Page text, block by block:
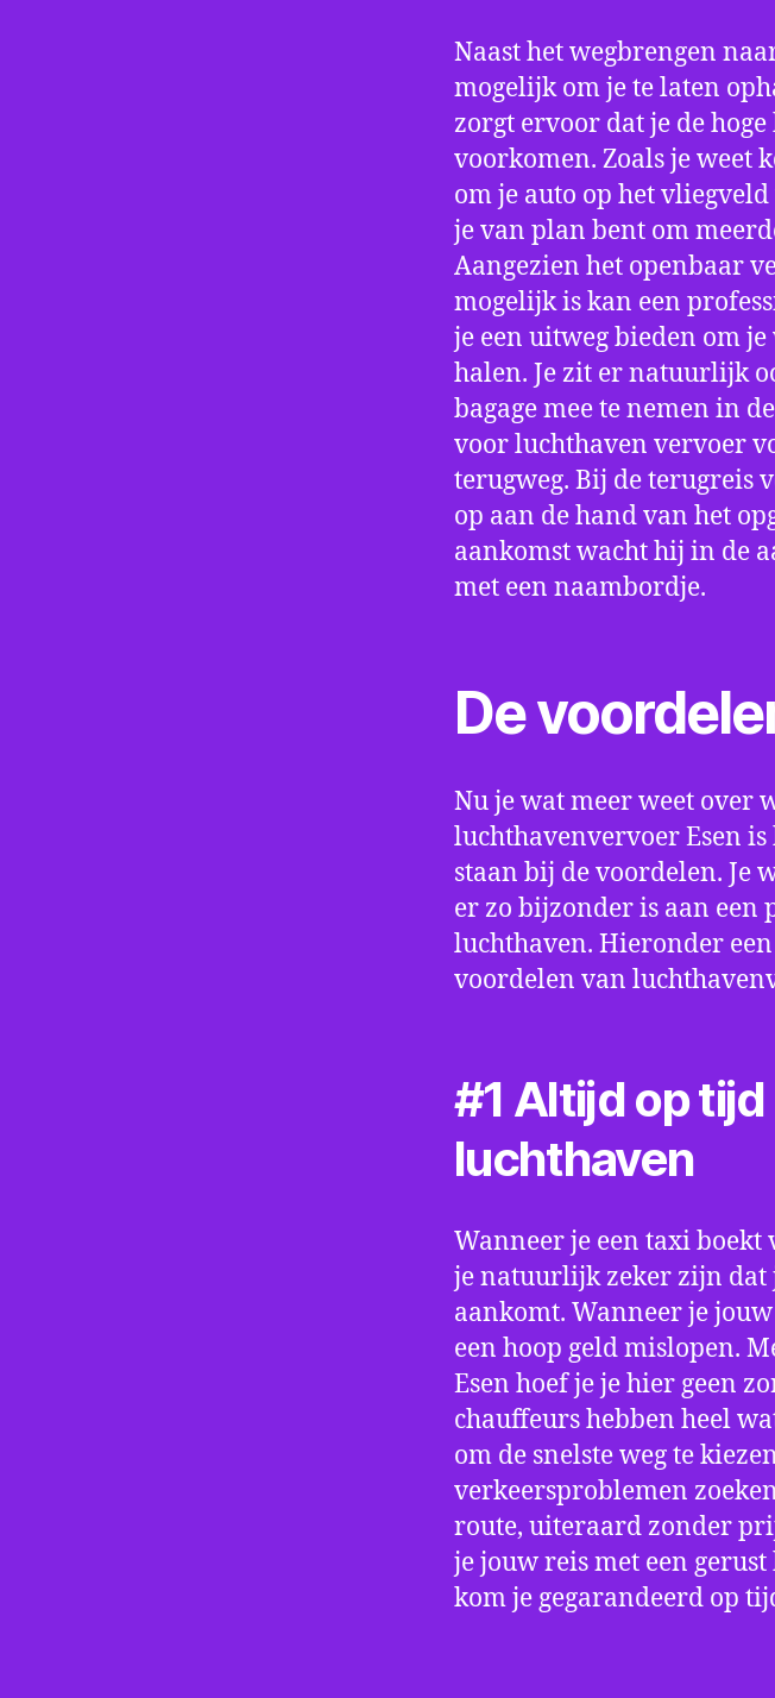
Naast het wegbrengen
mogelijk om je te laten
zorgt ervoor dat je de
voorkomen. Zoals je weet
om je auto op het
je van plan bent om
Aangezien het openbaar
mogelijk is kan een
je een uitweg bieden om
halen. Je zit er natuurlijk
bagage mee te nemen in
voor luchthaven vervoer
terugweg. Bij de terugreis
op aan de hand van het
aankomst wacht hij in de
met een naambordje.
De
Nu je wat meer weet over
luchthavenvervoer Esen
staan bij de voordelen. Je
er zo bijzonder is aan een
luchthaven. Hieronder
voordelen van
#1 Altijd op
luchthaven
Wanneer je een taxi
je natuurlijk zeker zijn dat
aankomt. Wanneer je
een hoop geld mislopen.
Esen hoef je je hier geen
chauffeurs hebben heel
om de snelste weg te
verkeersproblemen
route, uiteraard zonder
je jouw reis met een
kom je gegarandeerd op